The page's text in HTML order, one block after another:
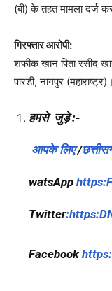
(बी) के तहत मामला दर्ज
गिरफ्तार आरोपी:
शफीक खान पिता रसीद
पारडी, नागपुर (महाराष्ट्र)।
हमसे जुड़े :-
आपके लिए/
watsApp
Twitter
Facebook